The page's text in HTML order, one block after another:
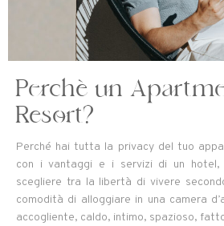
Perchè un
Resort?
Perché hai tutta la privacy del tuo
con i vantaggi e i servizi di un hotel,
scegliere tra la libertà di vivere
comodità di alloggiare in una camera
accogliente, caldo, intimo, spazioso,